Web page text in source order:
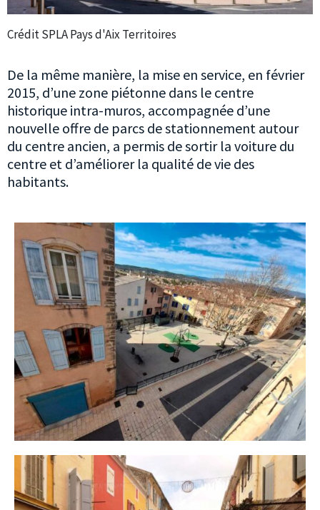
Crédit SPLA Pays d'Aix Territoires
De la même manière, la mise en service, en février
2015, d’une zone piétonne dans le centre
historique intra-muros, accompagnée d’une
nouvelle offre de parcs de stationnement autour
du centre ancien, a permis de sortir la voiture du
centre et d’améliorer la qualité de vie des
habitants.